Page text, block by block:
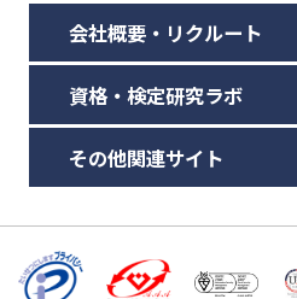
会社概要・リクルート
資格・検定研究ラボ
その他関連サイト